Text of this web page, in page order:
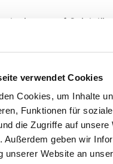
verwendet Cookies
Cookies, um Inhalte
Funktionen für
die Zugriffe auf unsere
Außerdem geben wir
unserer Website an
auf
'Gott und die Welt
könnte